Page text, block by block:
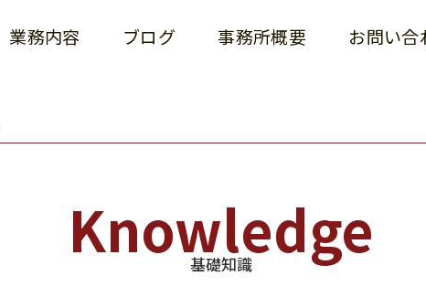
業務内容 ブログ 事務所概要 お問い合
Knowledge
基礎知識